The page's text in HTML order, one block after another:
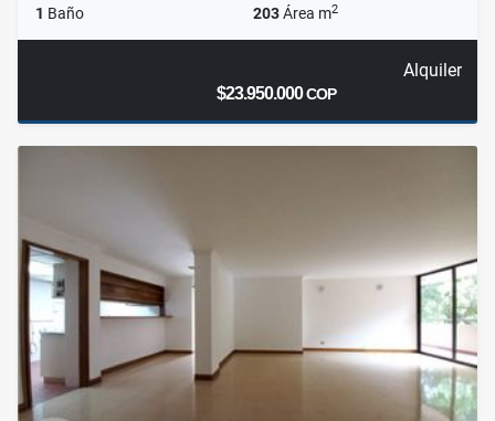
1 Baño 203Área m2
Alquiler
$23.950.000COP